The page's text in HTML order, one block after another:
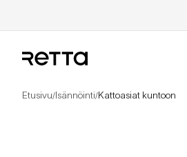
Etusivu/Isännöinti/Kattoasiat kuntoon